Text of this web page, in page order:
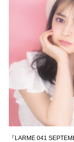
『LARME 041